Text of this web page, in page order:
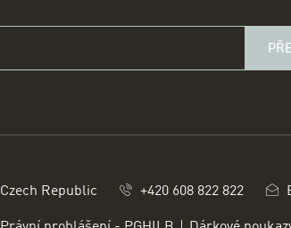
Czech Republic +420 608 822 822